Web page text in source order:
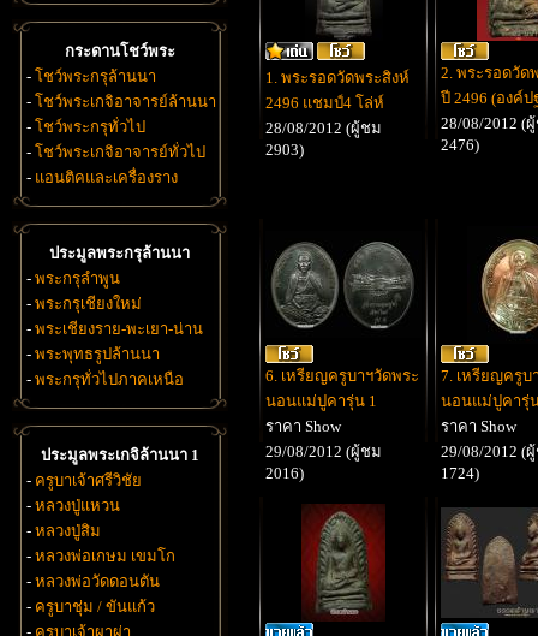
กระดานโชว์พระ
- โชว์พระกรุล้านนา
- โชว์พระเกจิอาจารย์ล้านนา
- โชว์พระกรุทั่วไป
- โชว์พระเกจิอาจารย์ทั่วไป
- แอนติคและเครื่องราง
ประมูลพระกรุล้านนา
- พระกรุลำพูน
- พระกรุเชียงใหม่
- พระเชียงราย-พะเยา-น่าน
- พระพุทธรูปล้านนา
- พระกรุทั่วไปภาคเหนือ
ประมูลพระเกจิล้านนา 1
- ครูบาเจ้าศรีวิชัย
- หลวงปู่แหวน
- หลวงปู่สิม
- หลวงพ่อเกษม เขมโก
- หลวงพ่อวัดดอนตัน
- ครูบาชุ่ม / ขันแก้ว
- ครูบาเจ้าผาผ่า
1. พระรอดวัดพระสิงห์
2496 แชมป์4 โล่ห์
28/08/2012 (ผู้ชม
2903)
2. พระรอดวัด
ปี 2496 (องค์
28/08/2012 (
2476)
6. เหรียญครูบาฯวัดพระ
นอนแม่ปูคารุ่น 1
ราคา Show
29/08/2012 (ผู้ชม
2016)
7. เหรียญครูบ
นอนแม่ปูคารุ่
ราคา Show
29/08/2012 (
1724)